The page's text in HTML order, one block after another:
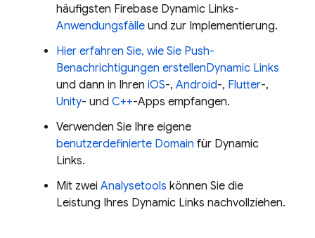
häufigsten Firebase Dynamic Links-
Anwendungsfälle und zur Implementierung.
Hier erfahren Sie, wie Sie Push-
Benachrichtigungen erstellenDynamic Links
und dann in Ihren iOS-, Android-, Flutter-,
Unity- und C++-Apps empfangen.
Verwenden Sie Ihre eigene
benutzerdefinierte Domain für Dynamic
Links.
Mit zwei Analysetools können Sie die
Leistung Ihres Dynamic Links nachvollziehen.